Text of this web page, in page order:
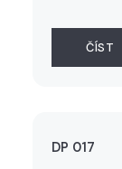
ČÍST
DP 017